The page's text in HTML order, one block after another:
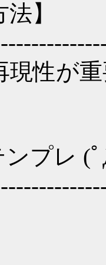
】
現性が
プレ (